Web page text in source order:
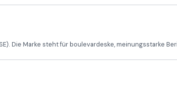
Die Marke steht für boulevardeske, meinungsstarke